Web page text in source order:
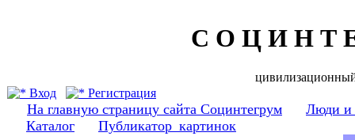
С О Ц И Н Т
Вход
Регистрация
На главную страницу сайта Социнтегрум
Люди и
Каталог
Публикатор_картинок